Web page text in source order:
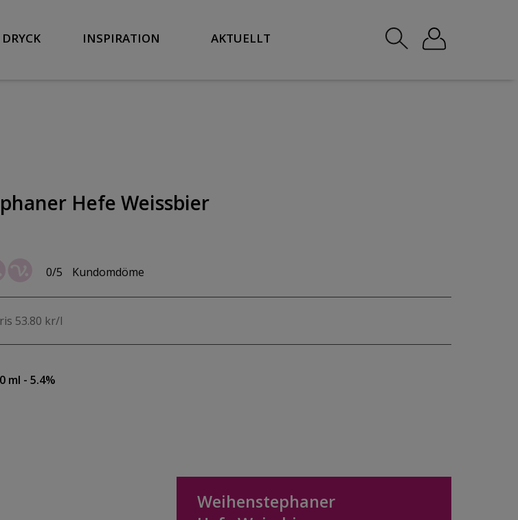
INSPIRATION AKTUELLT
Hefe Weissbier
0/5 Kundomdöme
53.80 kr/l
ml - 5.4%
Weihenstephaner